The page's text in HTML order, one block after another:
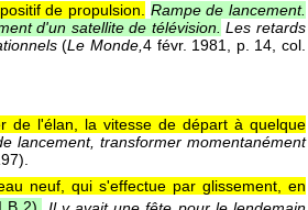
de propulsion. Rampe de lancement.
d'un satellite de télévision. Les retards
(Le Monde,4 févr. 1981, p. 14, col.
de l'élan, la vitesse de départ à quelque
lancement, transformer momentanément
neuf, qui s'effectue par glissement, en